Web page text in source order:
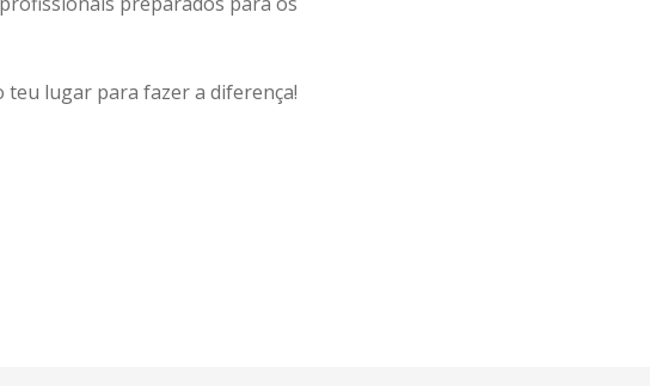
lugar para fazer a diferença!